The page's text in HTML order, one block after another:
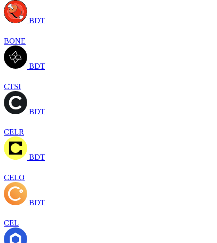
BDT
BONE
BDT
CTSI
BDT
CELR
BDT
CELO
BDT
CEL